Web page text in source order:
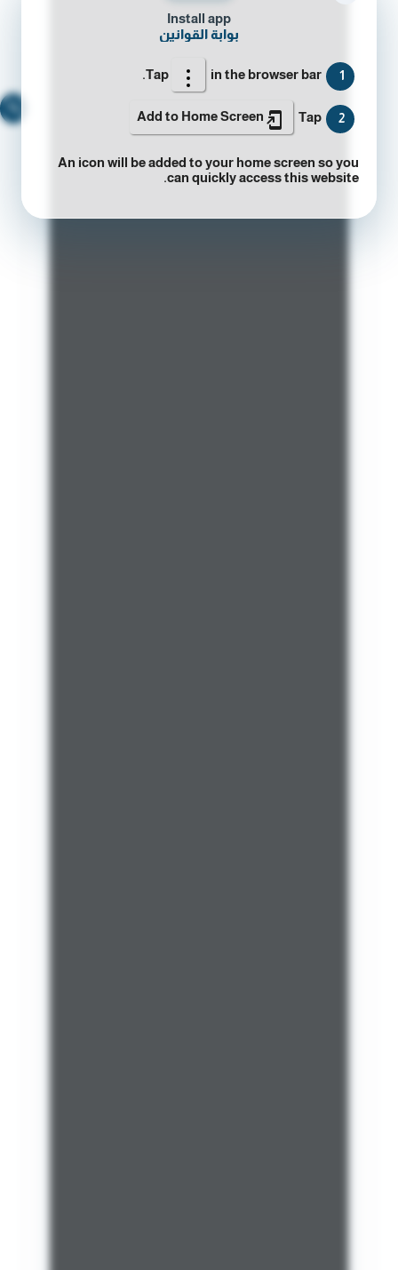
Install app
بوابة القوانين
1
Tap in the browser bar.
2
Tap
Add to Home Screen
An icon will be added to your home screen so you
can quickly access this website.